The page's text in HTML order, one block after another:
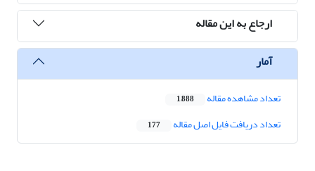
ارجاع به این مقاله
آمار
تعداد مشاهده مقاله 1,888
تعداد دریافت فایل اصل مقاله 177